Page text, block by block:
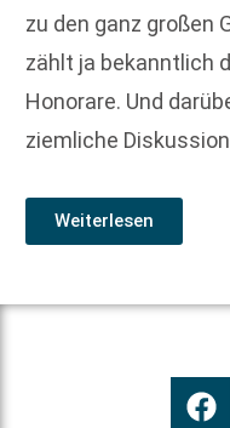
zu den ganz großen
zählt ja bekanntlich
Honorare. Und
ziemliche
Weiterlesen